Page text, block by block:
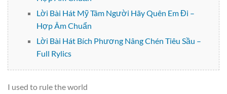
Lời Bài Hát Mỹ Tâm Người Hãy Quên Em Đi –
Hợp Âm Chuẩn
Lời Bài Hát Bích Phương Nâng Chén Tiêu Sầu –
Full Rylics
I used to rule the world